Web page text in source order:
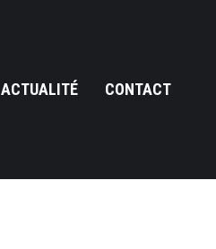
ACTUALITÉ CONTACT